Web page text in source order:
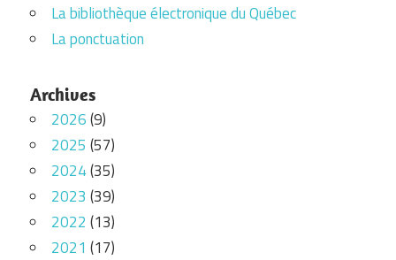
La bibliothèque électronique du Québec
La ponctuation
Archives
2026(9)
2025 (57)
2024(35)
2023 (39)
2022 (13)
2021 (17)